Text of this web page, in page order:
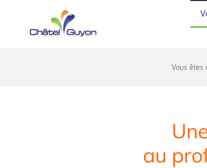
Vous êtes
au